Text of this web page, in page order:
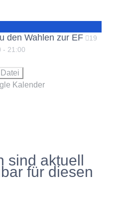
den Wahlen zur EF
19
- 21:00
Kalender
sind aktuell
für diesen